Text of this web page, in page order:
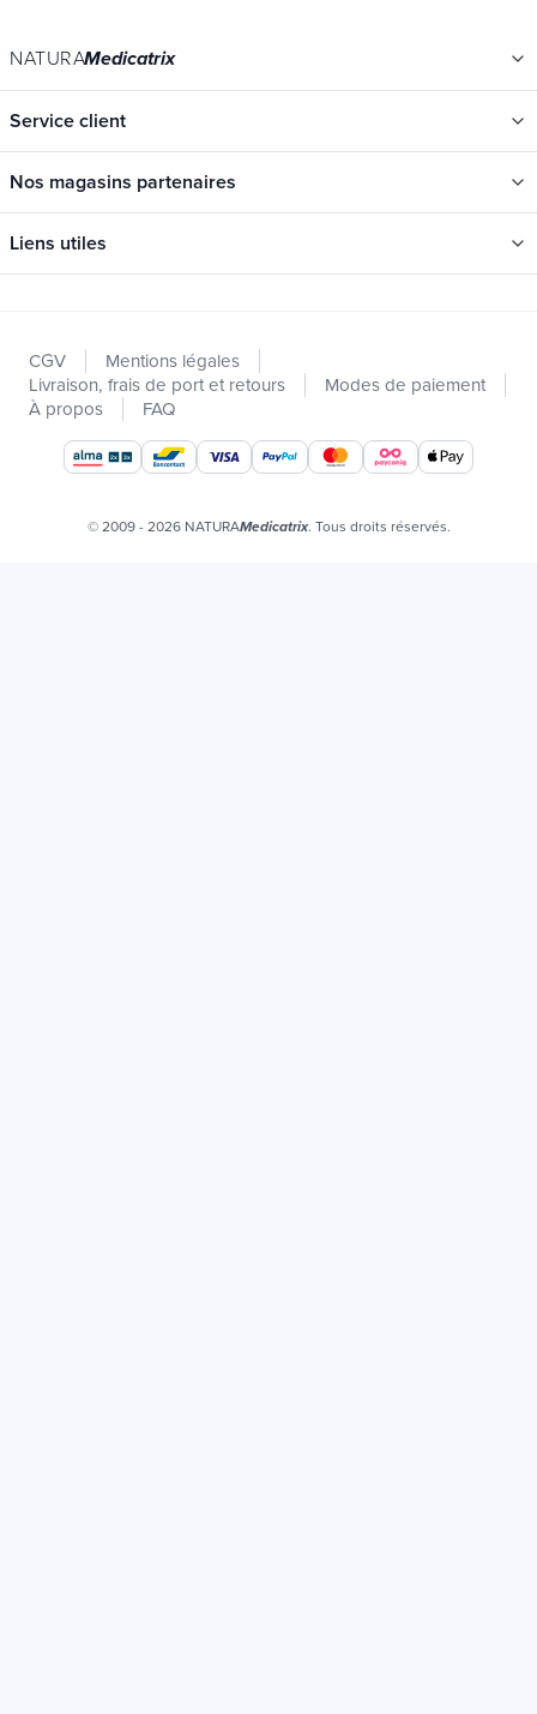
NATURAMedicatrix
Service client
Nos magasins partenaires
Liens utiles
Promotions
Catalogues
Nos marques
Offres d'emploi
Certificats bio
CGV
Mentions légales
Livraison, frais de port et retours
Modes de paiement
À propos
FAQ
© 2009 - 2026 NATURAMedicatrix. Tous droits réservés.